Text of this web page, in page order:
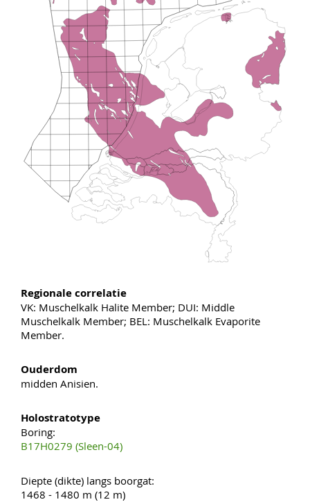
Regionale correlatie
VK: Muschelkalk Halite Member; DUI: Middle
Muschelkalk Member; BEL: Muschelkalk Evaporite
Member.
Ouderdom
midden Anisien.
Holostratotype
Boring:
B17H0279 (Sleen-04)
Diepte (dikte) langs boorgat:
1468 - 1480 m (12 m)